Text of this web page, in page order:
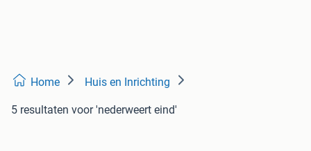
Home Huis en Inrichting
5 resultaten voor 'nederweert eind'